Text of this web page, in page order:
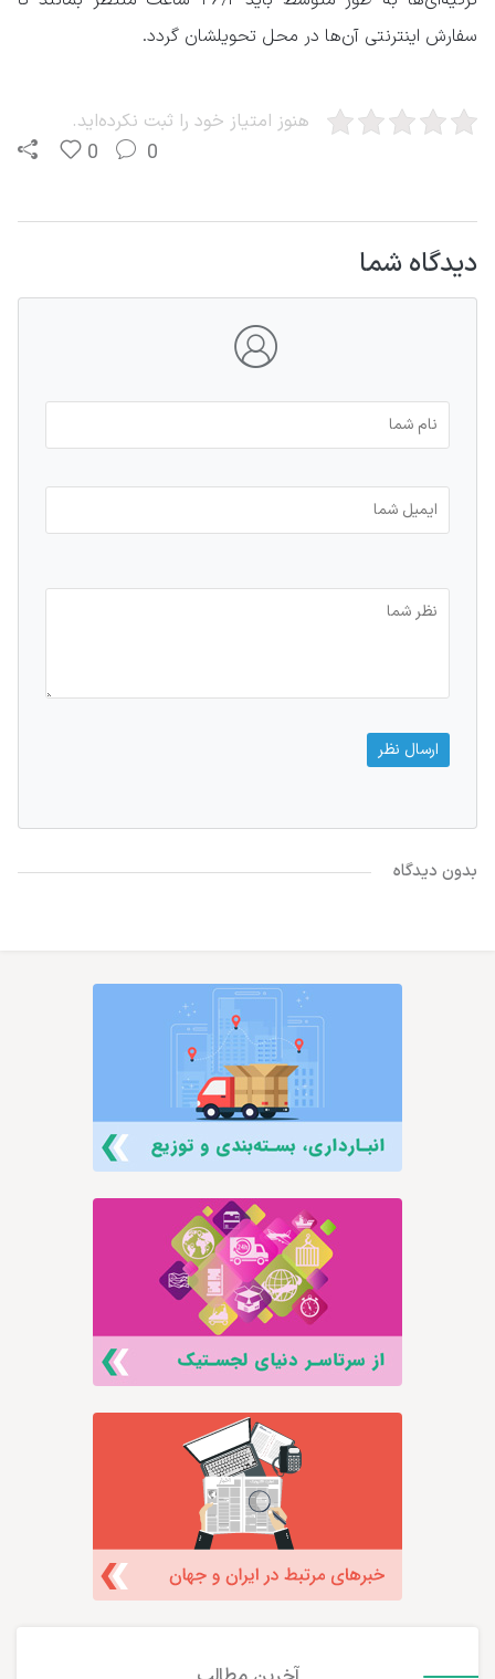
سفارش اینترنتی آن‌ها در محل تحویلشان گردد.
هنوز امتیاز خود را ثبت نکرده‌اید.
0 0
دیدگاه شما
بدون دیدگاه